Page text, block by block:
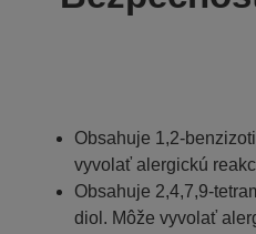
Obsahuje 1,2-
vyvolať alergickú
Obsahuje 2,4,7,9-
diol. Môže vyvolať